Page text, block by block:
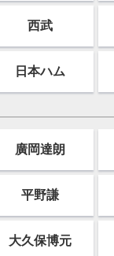
西武
日本ハム
廣岡達朗
平野謙
大久保博元